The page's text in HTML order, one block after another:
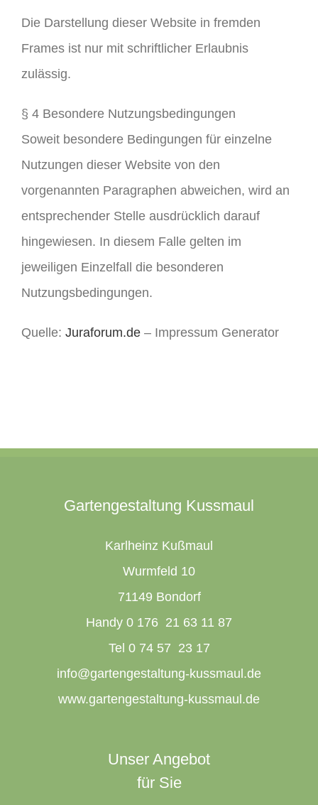
Die Darstellung dieser Website in fremden
Frames ist nur mit schriftlicher Erlaubnis
zulässig.
§ 4 Besondere Nutzungsbedingungen
Soweit besondere Bedingungen für einzelne
Nutzungen dieser Website von den
vorgenannten Paragraphen abweichen, wird an
entsprechender Stelle ausdrücklich darauf
hingewiesen. In diesem Falle gelten im
jeweiligen Einzelfall die besonderen
Nutzungsbedingungen.
Quelle: Juraforum.de – Impressum Generator
Gartengestaltung Kussmaul
Karlheinz Kußmaul
Wurmfeld 10
71149 Bondorf
Handy 0 176 21 63 11 87
Tel 0 74 57 23 17
info@gartengestaltung-kussmaul.de
www.gartengestaltung-kussmaul.de
Unser Angebot
für Sie